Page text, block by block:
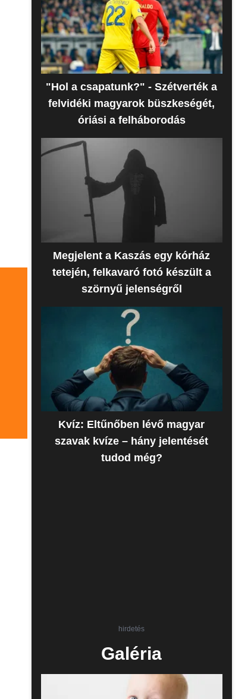
"Hol a csapatunk?" - Szétverték a
felvidéki magyarok büszkeségét,
óriási a felháborodás
Megjelent a Kaszás egy kórház
tetején, felkavaró fotó készült a
szörnyű jelenségről
Kvíz: Eltűnőben lévő magyar
szavak kvíze – hány jelentését
tudod még?
hirdetés
Galéria